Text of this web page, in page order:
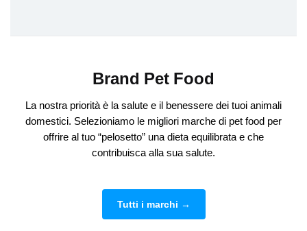
Brand Pet Food
La nostra priorità è la salute e il benessere dei tuoi animali
domestici. Selezioniamo le migliori marche di pet food per
offrire al tuo “pelosetto” una dieta equilibrata e che
contribuisca alla sua salute.
Tutti i marchi →